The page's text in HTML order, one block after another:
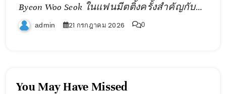
Byeon Woo Seok ในแฟนมีตติ้งครั้งสำคัญกับ
2026 ByeonWooSeok Asia Fanmeeting Tour
admin 21 กรกฎาคม 2026 0
You May Have Missed